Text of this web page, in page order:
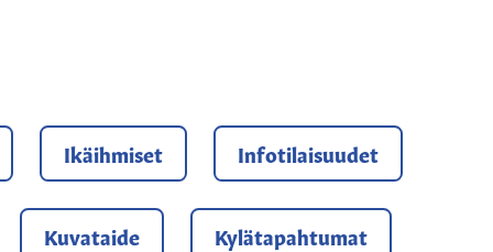
Ikäihmiset Infotilaisuudet
Kuvataide Kylätapahtumat